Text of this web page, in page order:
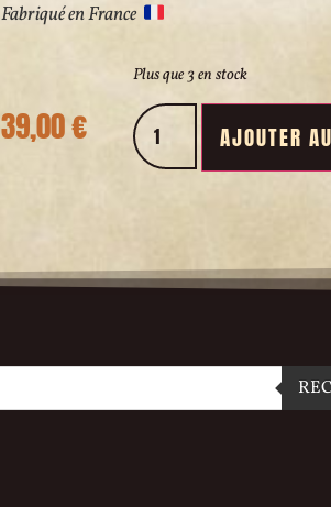
Fabriqué en France
39,00€
Plus que 3 en stock
AJOUTER